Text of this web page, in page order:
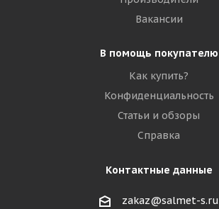
Вакансии
В помощь покупателю
Как купить?
Конфиденциальность
Статьи и обзоры
Справка
Контактные данные
zakaz@salmet-s.ru